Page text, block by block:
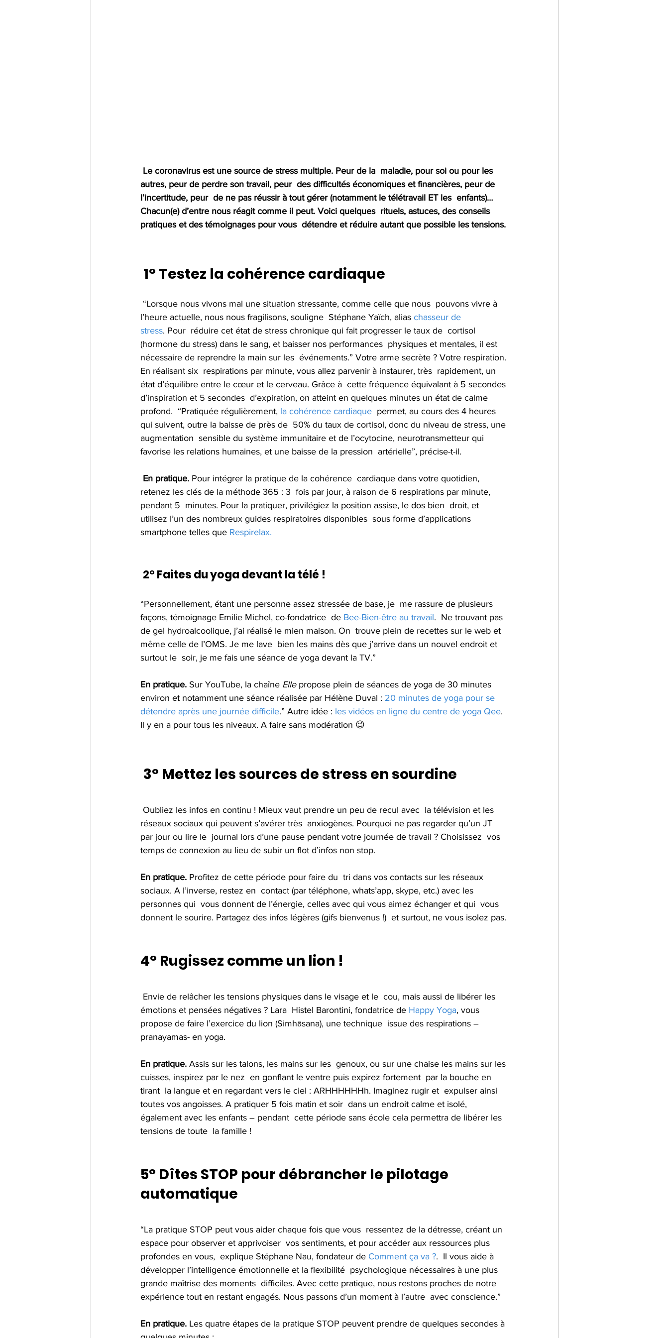
Le coronavirus est une source de stress multiple. Peur de la  maladie, pour soi ou pour les
autres, peur de perdre son travail, peur  des difficultés économiques et financières, peur de
l’incertitude, peur  de ne pas réussir à tout gérer (notamment le télétravail ET les  enfants)…
Chacun(e) d’entre nous réagit comme il peut. Voici quelques  rituels, astuces, des conseils
pratiques et des témoignages pour vous  détendre et réduire autant que possible les tensions.
1° Testez la cohérence cardiaque
l’heure actuelle, nous nous fragilisons, souligne  Stéphane Yaïch, alias chasseur de
stress. Pour  réduire cet état de stress chronique qui fait progresser le taux de  cortisol
(hormone du stress) dans le sang, et baisser nos performances  physiques et mentales, il est
nécessaire de reprendre la main sur les  événements.” Votre arme secrète ? Votre respiration.
En réalisant six  respirations par minute, vous allez parvenir à instaurer, très  rapidement, un
état d’équilibre entre le cœur et le cerveau. Grâce à  cette fréquence équivalant à 5 secondes
d’inspiration et 5 secondes  d’expiration, on atteint en quelques minutes un état de calme
profond.  “Pratiquée régulièrement, la cohérence cardiaque
  permet, au cours des 4 heures
qui suivent, outre la baisse de près de  50% du taux de cortisol, donc du niveau de stress, une
augmentation  sensible du système immunitaire et de l’ocytocine, neurotransmetteur qui
favorise les relations humaines, et une baisse de la pression  artérielle”, précise-t-il.
En pratique. Pour intégrer la pratique de la cohérence  cardiaque dans votre quotidien,
retenez les clés de la méthode 365 : 3  fois par jour, à raison de 6 respirations par minute,
pendant 5  minutes. Pour la pratiquer, privilégiez la position assise, le dos bien  droit, et
utilisez l’un des nombreux guides respiratoires disponibles  sous forme d’applications
smartphone telles que Respirelax.
2° Faites du yoga devant la télé !
“Personnellement, étant une personne assez stressée de base, je  me rassure de plusieurs
façons, témoignage Emilie Michel, co-fondatrice  de Bee-Bien-être au travail.  Ne trouvant pas
de gel hydroalcoolique, j’ai réalisé le mien maison. On  trouve plein de recettes sur le web et
même celle de l’OMS. Je me lave  bien les mains dès que j’arrive dans un nouvel endroit et
surtout le  soir, je me fais une séance de yoga devant la TV.”
En pratique. Sur YouTube, la chaîne Elle propose plein de séances de yoga de 30 minutes
environ et notamment une séance réalisée par Hélène Duval : 20 minutes de yoga pour se
détendre après une journée difficile.” Autre idée : les vidéos en ligne du centre de yoga Qee.
Il y en a pour tous les niveaux. A faire sans modération 😉
3° Mettez les sources de stress en sourdine
réseaux sociaux qui peuvent s’avérer très  anxiogènes. Pourquoi ne pas regarder qu’un JT
par jour ou lire le  journal lors d’une pause pendant votre journée de travail ? Choisissez  vos
temps de connexion au lieu de subir un flot d’infos non stop.
En pratique. Profitez de cette période pour faire du  tri dans vos contacts sur les réseaux
sociaux. A l’inverse, restez en  contact (par téléphone, whats’app, skype, etc.) avec les
personnes qui  vous donnent de l’énergie, celles avec qui vous aimez échanger et qui  vous
donnent le sourire. Partagez des infos légères (gifs bienvenus !)  et surtout, ne vous isolez pas.
4° Rugissez comme un lion !
émotions et pensées négatives ? Lara  Histel Barontini, fondatrice de Happy Yoga, vous
propose de faire l’exercice du lion (Simhāsana), une technique  issue des respirations –
pranayamas- en yoga.
En pratique. Assis sur les talons, les mains sur les  genoux, ou sur une chaise les mains sur les
cuisses, inspirez par le nez  en gonflant le ventre puis expirez fortement  par la bouche en
tirant  la langue et en regardant vers le ciel : ARHHHHHHh. Imaginez rugir et  expulser ainsi
toutes vos angoisses. A pratiquer 5 fois matin et soir  dans un endroit calme et isolé,
également avec les enfants – pendant  cette période sans école cela permettra de libérer les
tensions de toute  la famille !
5° Dîtes STOP pour débrancher le pilotage
automatique
“La pratique STOP peut vous aider chaque fois que vous  ressentez de la détresse, créant un
espace pour observer et apprivoiser  vos sentiments, et pour accéder aux ressources plus
profondes en vous,  explique Stéphane Nau, fondateur de Comment ça va ?.  Il vous aide à
développer l’intelligence émotionnelle et la flexibilité  psychologique nécessaires à une plus
grande maîtrise des moments  difficiles. Avec cette pratique, nous restons proches de notre
expérience tout en restant engagés. Nous passons d’un moment à l’autre  avec conscience.”
En pratique. Les quatre étapes de la pratique STOP peuvent prendre de quelques secondes à